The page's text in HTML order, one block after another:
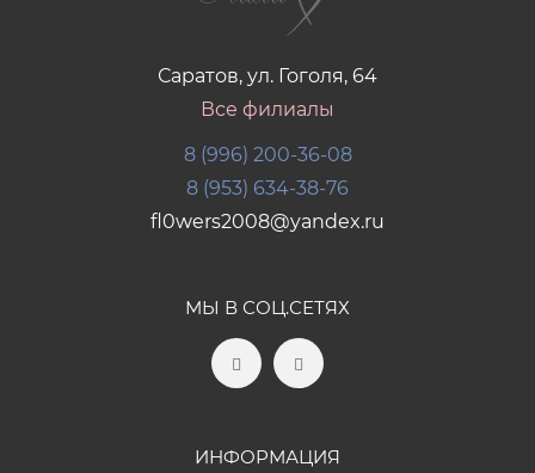
Саратов, ул. Гоголя, 64
Все филиалы
8 (996) 200-36-08
8 (953) 634-38-76
fl0wers2008@yandex.ru
МЫ В СОЦ.СЕТЯХ
ИНФОРМАЦИЯ